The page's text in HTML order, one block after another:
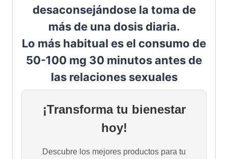
desaconsejándose la toma de
más de una dosis diaria.
Lo más habitual es el consumo de
50-100 mg 30 minutos antes de
las relaciones sexuales
¡Transforma tu bienestar
hoy!
Descubre los mejores productos para tu